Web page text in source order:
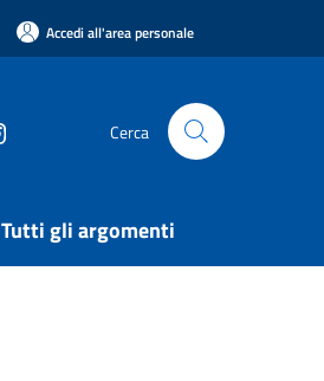
Accedi all'area personale
Cerca
Tutti gli argomenti